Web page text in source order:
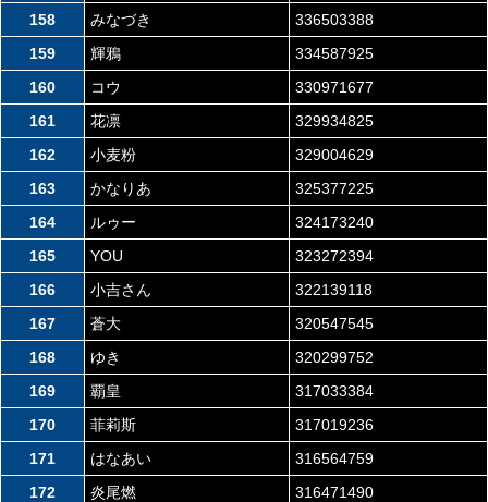
158
みなづき
336503388
159
輝鴉
334587925
160
コウ
330971677
161
花凛
329934825
162
小麦粉
329004629
163
かなりあ
325377225
164
ルゥー
324173240
165
YOU
323272394
166
小吉さん
322139118
167
蒼大
320547545
168
ゆき
320299752
169
覇皇
317033384
170
菲莉斯
317019236
171
はなあい
316564759
172
炎尾燃
316471490